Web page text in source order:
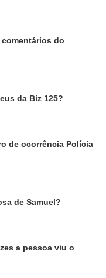
do
da Biz 125?
de ocorrência Polícia
de Samuel?
a pessoa viu o